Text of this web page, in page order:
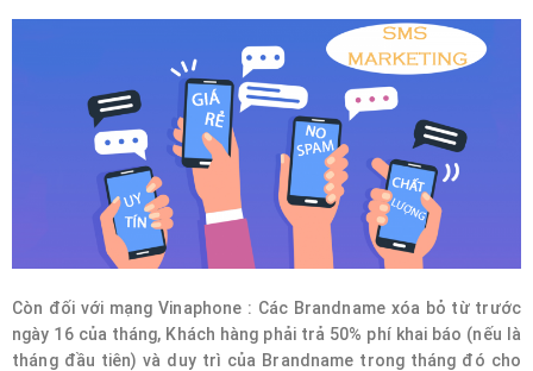
Còn đối với mạng Vinaphone : Các Brandname xóa bỏ từ trước
ngày 16 của tháng, Khách hàng phải trả 50% phí khai báo (nếu là
tháng đầu tiên) và duy trì của Brandname trong tháng đó cho